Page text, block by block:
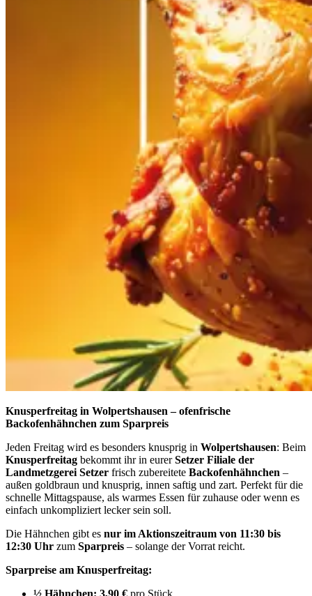
Knusperfreitag in Wolpertshausen – ofenfrische
Backofenhähnchen zum Sparpreis
Jeden Freitag wird es besonders knusprig in Wolpertshausen: Beim
Knusperfreitag bekommt ihr in eurerSetzer Filiale der
Landmetzgerei Setzer frisch zubereitete Backofenhähnchen –
außen goldbraun und knusprig, innen saftig und zart. Perfekt für die
schnelle Mittagspause, als warmes Essen für zuhause oder wenn es
einfach unkompliziert lecker sein soll.
Die Hähnchen gibt es nur im Aktionszeitraum von 11:30 bis
12:30 Uhr zum Sparpreis – solange der Vorrat reicht.
Sparpreise am Knusperfreitag: